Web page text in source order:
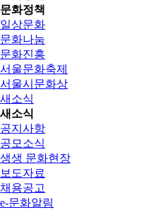
문화정책
일상문화
문화나눔
문화진흥
서울문화축제
서울시문화상
새소식
새소식
공지사항
공모소식
생생 문화현장
보도자료
채용공고
e-문화알림